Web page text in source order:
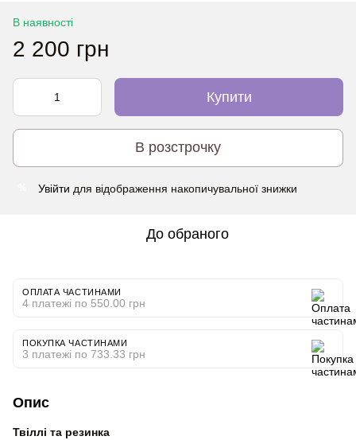
В наявності
2 200 грн
Купити
В розстрочку
Увійти для відображення накопичувальної знижки
До обраного
ОПЛАТА ЧАСТИНАМИ
4 платежі по 550.00 грн
ПОКУПКА ЧАСТИНАМИ
3 платежі по 733.33 грн
Опис
Твіллі та резинка